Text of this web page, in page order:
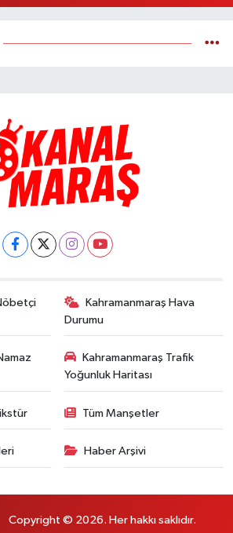
Kahramanmaraş Hava
Durumu
Kahramanmaraş Trafik
Yoğunluk Haritası
Tüm Manşetler
Haber Arşivi
Copyright © 2026. Her hakkı saklıdır.